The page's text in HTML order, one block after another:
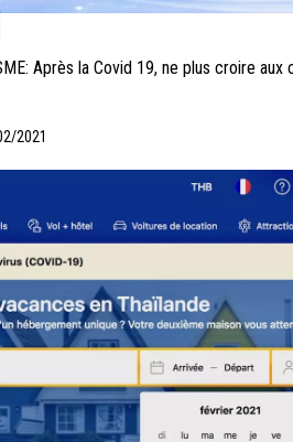
Après la Covid 19, ne plus croire aux
2021